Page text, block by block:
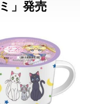
」発売